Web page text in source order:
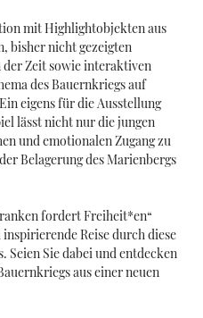
mit Highlightobjekten aus
bisher nicht gezeigten
Zeit sowie interaktiven
des Bauernkriegs auf
eigens für die Ausstellung
lässt nicht nur die jungen
und emotionalen Zugang zu
Belagerung des Marienbergs
fordert Freiheit*en“
Reise durch diese
Seien Sie dabei und entdecken
aus einer neuen